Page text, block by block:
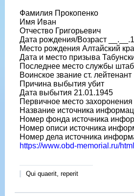
Фамилия Прокопенко
Имя Иван
Отчество Григорьевич
Дата рождения/Возраст
Место рождения Алтайский
Дата и место призыва
Последнее место службы
Воинское звание ст. лейтенант
Причина выбытия убит
Дата выбытия 21.01.1945
Первичное место
Название источника
Номер фонда источника
Номер описи источника
Номер дела источника
https://www.obd-memorial.ru/
Qui quaerit, reperit